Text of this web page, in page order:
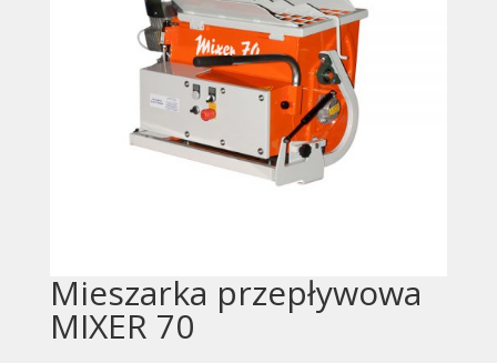
Mieszarka przepływowa
MIXER 70